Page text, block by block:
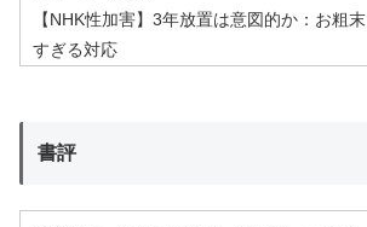
【NHK性加害】3年放置は意図的か：お粗末
すぎる対応
書評